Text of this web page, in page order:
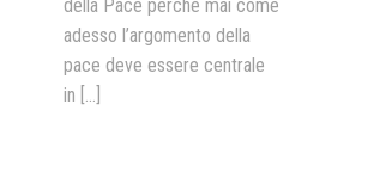
della Pace perché mai come
adesso l’argomento della
pace deve essere centrale
in [...]